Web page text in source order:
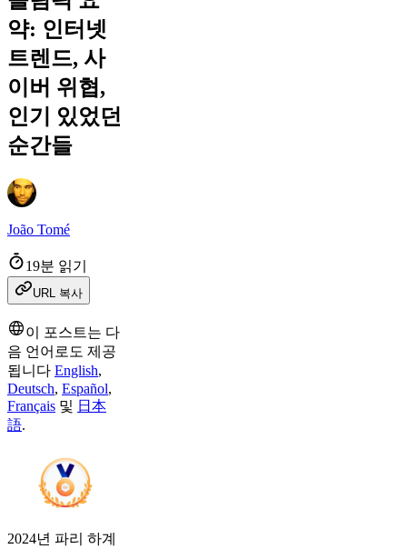
약: 인터넷
트렌드, 사
이버 위협,
인기 있었던
순간들
João Tomé
19분 읽기
URL 복사
이 포스트는 다
음 언어로도 제공
됩니다 English,
Deutsch, Español,
Français 및 日本
語.
2024년 파리 하계